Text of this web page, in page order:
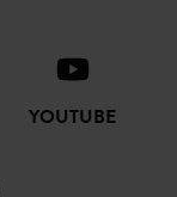
YOUTUBE